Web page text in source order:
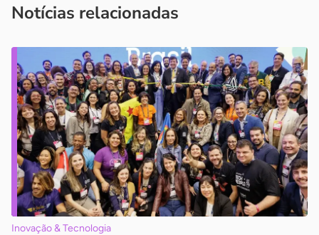
Notícias relacionadas
Inovação & Tecnologia